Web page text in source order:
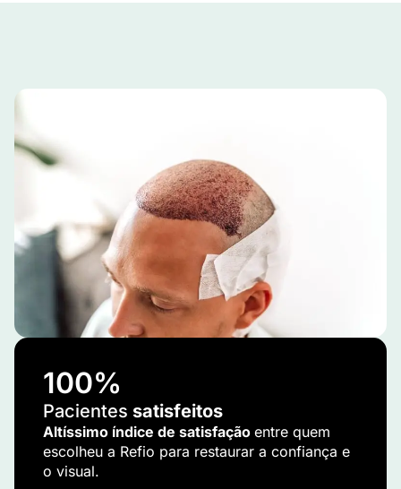
100%
Pacientes satisfeitos
Altíssimo índice de satisfação entre quem
escolheu a Refio para restaurar a confiança e
o visual.